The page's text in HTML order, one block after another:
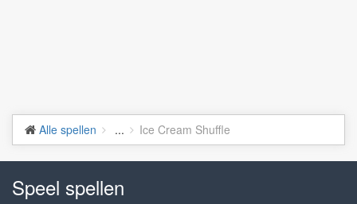
Alle spellen ... Ice Cream Shuffle
Speel spellen